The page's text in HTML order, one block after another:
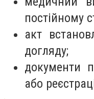
постійному
акт
догляду;
документи
або